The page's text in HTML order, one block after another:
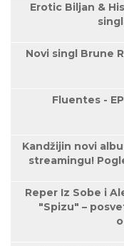
Erotic Biljan &
Novi singl Brune
Fluentes -
Kandžijin novi
streamingu!
Reper Iz Sobe i
"Spizu" –